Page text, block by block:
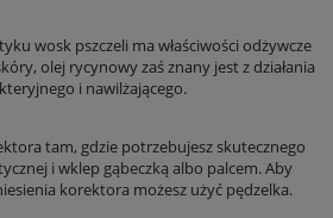
wosk pszczeli ma właściwości odżywcze
olej rycynowy zaś znany jest z działania
i nawilżającego.
tam, gdzie potrzebujesz skutecznego
i wklep gąbeczką albo palcem. Aby
korektora możesz użyć pędzelka.